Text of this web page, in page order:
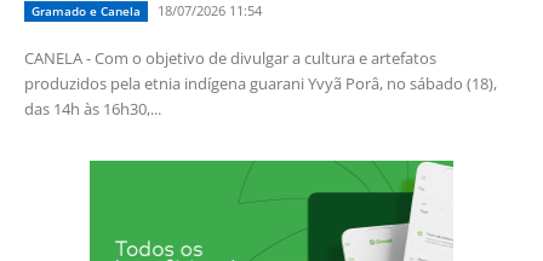
Gramado e Canela 18/07/2026 11:54
CANELA - Com o objetivo de divulgar a cultura e artefatos
produzidos pela etnia indígena guarani Yvyã Porâ, no sábado (18),
das 14h às 16h30,...